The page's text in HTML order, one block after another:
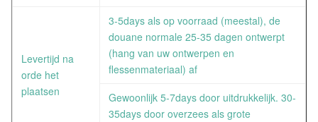
Levertijd na
orde het
plaatsen
3-5days als op voorraad (meestal), de
douane normale 25-35 dagen ontwerpt
(hang van uw ontwerpen en
flessenmateriaal) af
Gewoonlijk 5-7days door uitdrukkelijk. 30-
35days door overzees als grote